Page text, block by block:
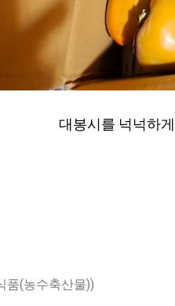
대봉시를 넉넉하
품(농수축산물))